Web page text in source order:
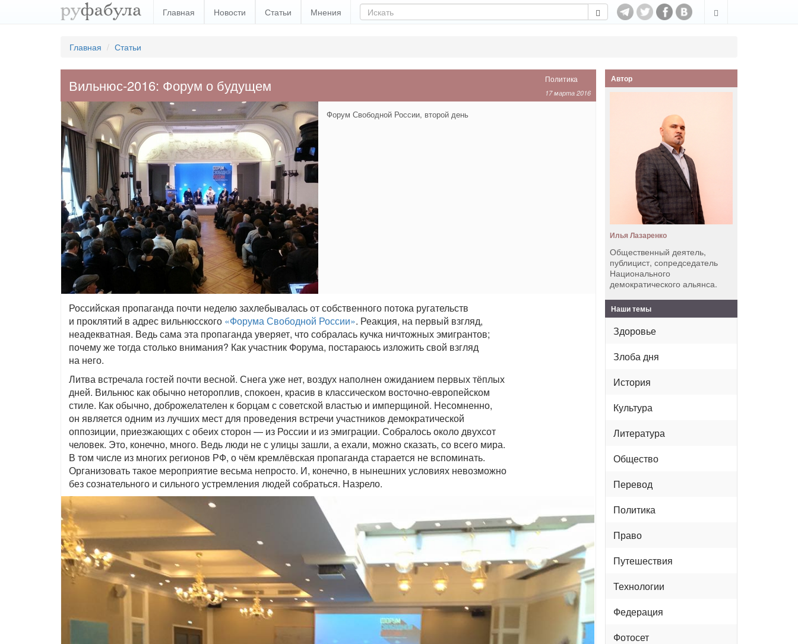
Главная Новости Статьи Мнения
Главная Статьи
Политика
17 марта 2016
Вильнюс-2016: Форум о будущем
Форум Свободной России, второй день
Российская пропаганда почти неделю захлебывалась от собственного потока ругательств
и проклятий в адрес вильнюсского «Форума Свободной России». Реакция, на первый взгляд,
неадекватная. Ведь сама эта пропаганда уверяет, что собралась кучка ничтожных эмигрантов;
почему же тогда столько внимания? Как участник Форума, постараюсь изложить свой взгляд
на него.
Литва встречала гостей почти весной. Снега уже нет, воздух наполнен ожиданием первых тёплых
дней. Вильнюс как обычно нетороплив, спокоен, красив в классическом восточно-европейском
стиле. Как обычно, доброжелателен к борцам с советской властью и имперщиной. Несомненно,
он является одним из лучших мест для проведения встречи участников демократической
оппозиции, приезжающих с обеих сторон — из России и из эмиграции. Собралось около двухсот
человек. Это, конечно, много. Ведь люди не с улицы зашли, а ехали, можно сказать, со всего мира.
В том числе из многих регионов РФ, о чём кремлёвская пропаганда старается не вспоминать.
Организовать такое мероприятие весьма непросто. И, конечно, в нынешних условиях невозможно
без сознательного и сильного устремления людей собраться. Назрело.
Автор
Илья Лазаренко
Общественный деятель,
публицист, сопредседатель
Национального
демократического альянса.
Наши темы
Здоровье
Злоба дня
История
Культура
Литература
Общество
Перевод
Политика
Право
Путешествия
Технологии
Федерация
Фотосет